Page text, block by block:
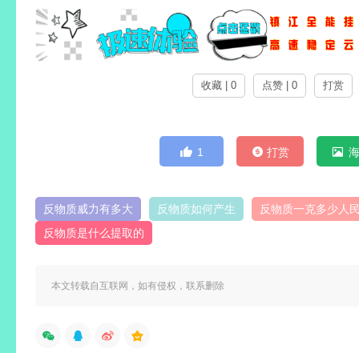
收藏 | 0 点赞 | 0 打赏
1 打赏
反物质威力有多大 反物质如何产生
反物质一克多少人
反物质是什么提取的
本文转载自互联网，如有侵权，联系删除